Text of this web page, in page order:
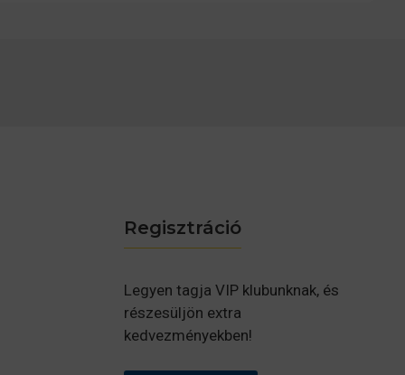
Regisztráció
Legyen tagja VIP klubunknak, és
részesüljön extra
kedvezményekben!